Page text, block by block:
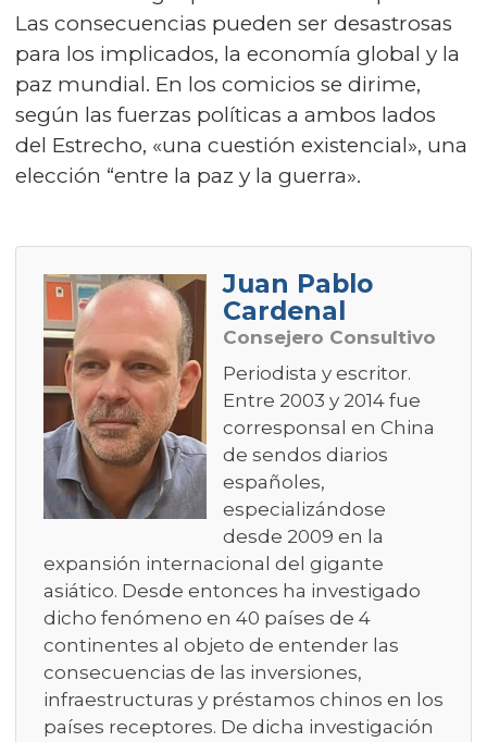
Las consecuencias pueden ser desastrosas
para los implicados, la economía global y la
paz mundial. En los comicios se dirime,
según las fuerzas políticas a ambos lados
del Estrecho, «una cuestión existencial», una
elección “entre la paz y la guerra».
Juan Pablo
Cardenal
Consejero Consultivo
Periodista y escritor.
Entre 2003 y 2014 fue
corresponsal en China
de sendos diarios
españoles,
especializándose
desde 2009 en la
expansión internacional del gigante
asiático. Desde entonces ha investigado
dicho fenómeno en 40 países de 4
continentes al objeto de entender las
consecuencias de las inversiones,
infraestructuras y préstamos chinos en los
países receptores. De dicha investigación